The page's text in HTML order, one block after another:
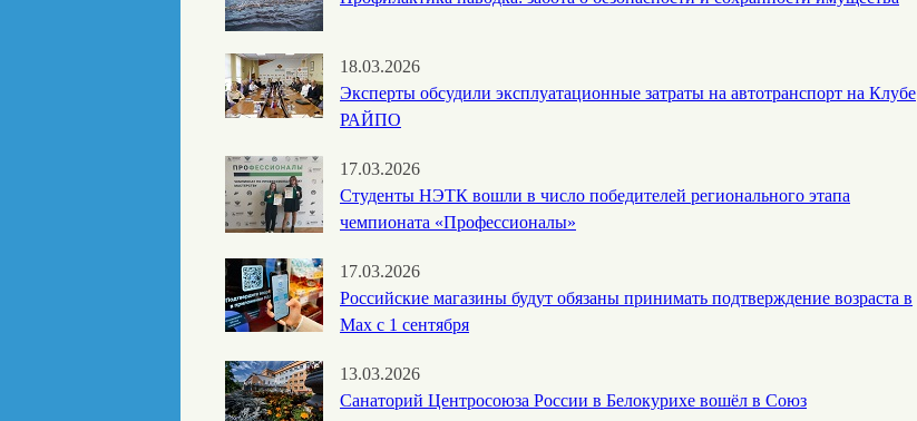
18.03.2026
Эксперты обсудили эксплуатационные затраты на автотранспорт на Клубе
РАЙПО
17.03.2026
Студенты НЭТК вошли в число победителей регионального этапа
чемпионата «Профессионалы»
17.03.2026
Российские магазины будут обязаны принимать подтверждение возраста в
Max с 1 сентября
13.03.2026
Санаторий Центросоюза России в Белокурихе вошёл в Союз